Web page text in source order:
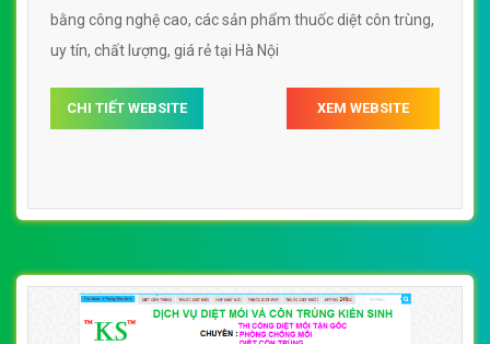
bằng công nghệ cao, các sản phẩm thuốc diệt côn trùng,
uy tín, chất lượng, giá rẻ tại Hà Nội
CHI TIẾT WEBSITE XEM WEBSITE